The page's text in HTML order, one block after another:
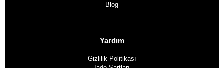
Blog
Yardım
Gizlilik Politikası